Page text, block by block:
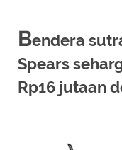
Bendera
Spears
Rp16 jutaan